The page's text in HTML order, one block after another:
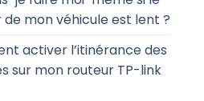
mon véhicule est lent ?
activer l’itinérance des
sur mon routeur TP-link